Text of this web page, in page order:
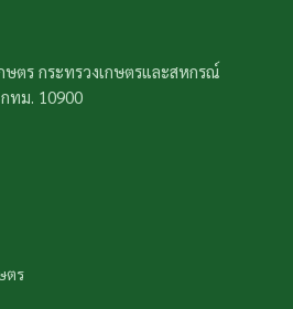
ษตร กระทรวงเกษตรและสหกรณ์
ทม. 10900
ตร